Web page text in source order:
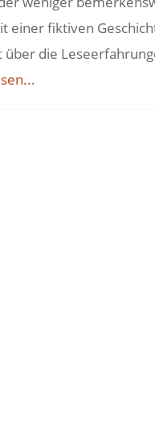
Buchempfehlung
einer fiktiven
über die